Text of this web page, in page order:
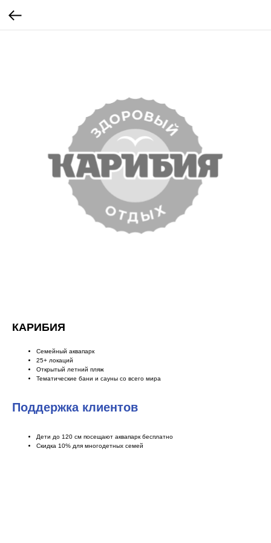
КАРИБИЯ
Семейный аквапарк
25+ локаций
Открытый летний пляж
Тематические бани и сауны со всего мира
Поддержка клиентов
Дети до 120 см посещают аквапарк бесплатно
Скидка 10% для многодетных семей